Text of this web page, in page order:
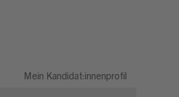
Mein Kandidat:innenprofil